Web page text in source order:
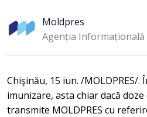
Moldpres
Agenția Informațională
Chişinău, 15 iun. /MOLDPRES/
imunizare, asta chiar dacă
transmite MOLDPRES cu